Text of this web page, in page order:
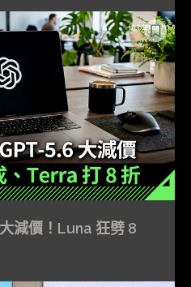
減價！Luna 狂劈 8